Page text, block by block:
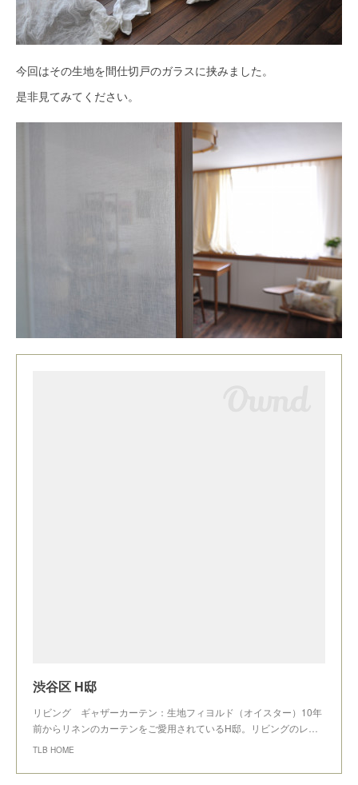
今回はその生地を間仕切戸のガラスに挟みました。
是非見てみてください。
渋谷区 H邸
リビング ギャザーカーテン：生地フィヨルド（オイスター）10年
前からリネンのカーテンをご愛用されているH邸。リビングのレ…
TLB HOME